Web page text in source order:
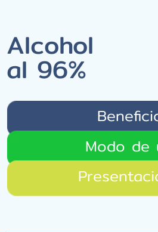
Alcohol
al 96%
Modo de